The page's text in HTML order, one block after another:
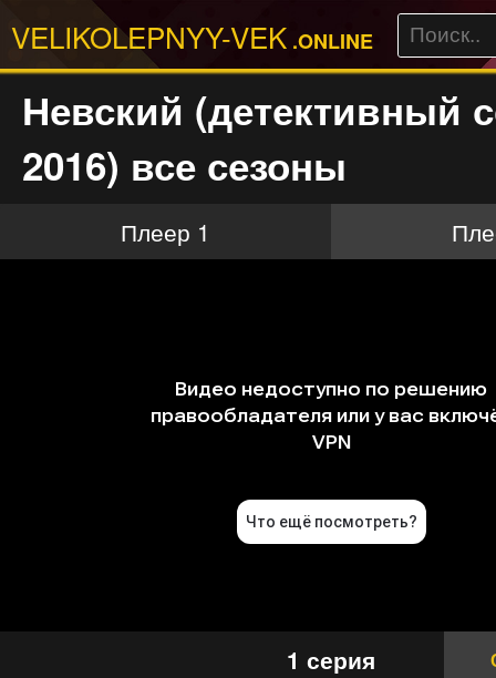
VELIKOLEPNYY-VEK .ONLINE
Невский (детективный
2016) все сезоны
Плеер 1
1 серия